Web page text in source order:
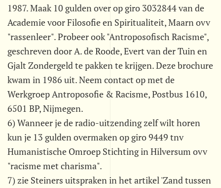
1987. Maak 10 gulden over op giro 3032844 van de
Academie voor Filosofie en Spiritualiteit, Maarn ovv
"rassenleer". Probeer ook "Antroposofisch Racisme",
geschreven door A. de Roode, Evert van der Tuin en
Gjalt Zondergeld te pakken te krijgen. Deze brochure
kwam in 1986 uit. Neem contact op met de
Werkgroep Antroposofie & Racisme, Postbus 1610,
6501 BP, Nijmegen.
6) Wanneer je de radio-uitzending zelf wilt horen
kun je 13 gulden overmaken op giro 9449 tnv
Humanistische Omroep Stichting in Hilversum ovv
"racisme met charisma".
7) zie Steiners uitspraken in het artikel 'Zand tussen